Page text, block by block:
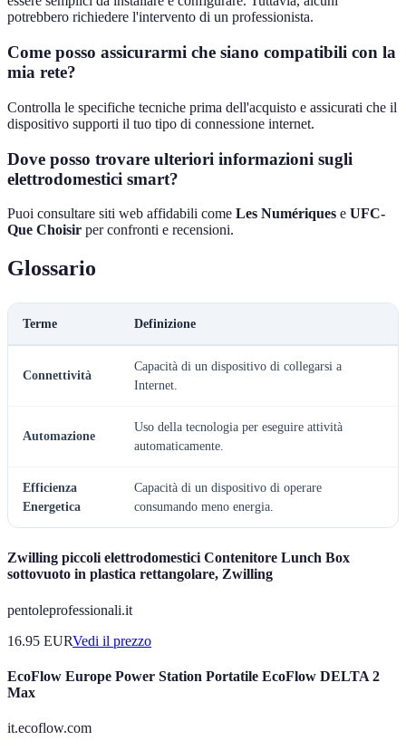
potrebbero richiedere l'intervento di un professionista.
Come posso assicurarmi che siano compatibili con la
mia rete?
Controlla le specifiche tecniche prima dell'acquisto e assicurati che il
dispositivo supporti il tuo tipo di connessione internet.
Dove posso trovare ulteriori informazioni sugli
elettrodomestici smart?
Puoi consultare siti web affidabili come Les Numériques e UFC-
Que Choisir per confronti e recensioni.
Glossario
Terme Definizione
Connettività
Capacità di un dispositivo di collegarsi a
Internet.
Automazione
Uso della tecnologia per eseguire attività
automaticamente.
Efficienza
Energetica
Capacità di un dispositivo di operare
consumando meno energia.
Zwilling piccoli elettrodomestici Contenitore Lunch Box
sottovuoto in plastica rettangolare, Zwilling
pentoleprofessionali.it
16.95 EURVedi il prezzo
EcoFlow Europe Power Station Portatile EcoFlow DELTA 2
Max
it.ecoflow.com